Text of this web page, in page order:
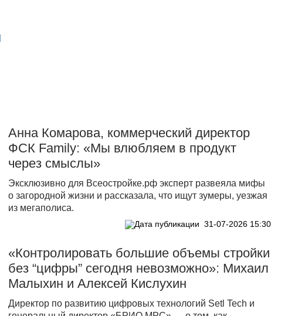
Анна Комарова, коммерческий директор
ФСК Family: «Мы влюбляем в продукт
через смыслы»
Эксклюзивно для Всеостройке.рф эксперт развеяла мифы
о загородной жизни и рассказала, что ищут зумеры, уезжая
из мегаполиса.
31-07-2026 15:30
«Контролировать большие объемы стройки
без “цифры” сегодня невозможно»: Михаил
Малыхин и Алексей Кислухин
Директор по развитию цифровых технологий Setl Tech и